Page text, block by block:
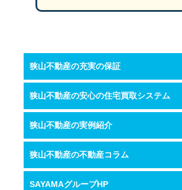
→狭山不動産へのアクセスはこちら
狭山不動産のSNSはこ
↓Instagram
↓Youtube
狭山不動産の充実の保証
狭山不動産の安心の住宅買取システム
狭山不動産の実例紹介
狭山不動産の不動産コラム
SAYAMAグループHP